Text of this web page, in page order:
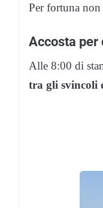
Per fortuna
Accosta per
Alle 8:00 di
tra gli svincoli